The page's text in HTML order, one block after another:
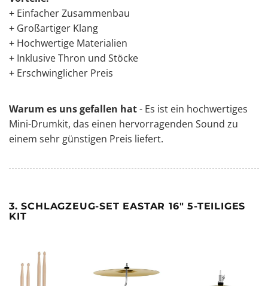
+ Einfacher Zusammenbau
+ Großartiger Klang
+ Hochwertige Materialien
+ Inklusive Thron und Stöcke
+ Erschwinglicher Preis
Warum es uns gefallen hat- Es ist ein hochwertiges
Mini-Drumkit, das einen hervorragenden Sound zu
einem sehr günstigen Preis liefert.
3. SCHLAGZEUG-SET EASTAR 16" 5-TEILIGES
KIT